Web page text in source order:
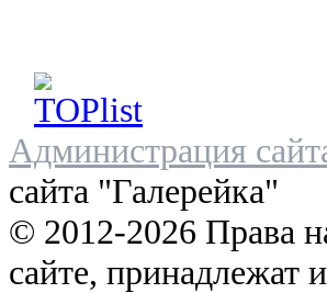
Администрация
сайта "Галерейка"
© 2012-2026 Права
сайте, принадлежат